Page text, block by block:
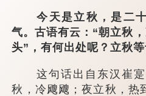
今天是立秋，是二十
气。古语有云：“朝立秋
头”，有何出处呢？立秋等
这句话出自东汉崔寔
秋，冷飕飕；夜立秋，热